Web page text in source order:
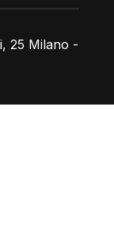
25 Milano -